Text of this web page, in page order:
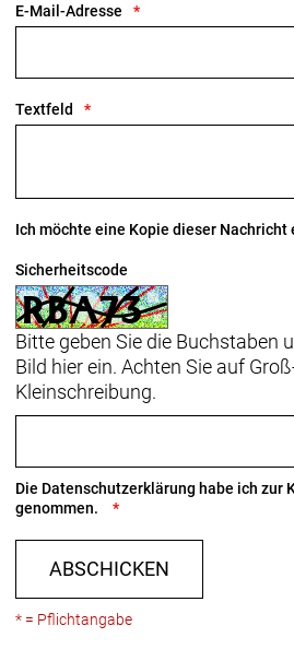
E-Mail-Adresse
Textfeld
Ich möchte eine Kopie dieser Nachricht
Sicherheitscode
Bitte geben Sie die Buchstaben
Bild hier ein. Achten Sie auf
Kleinschreibung.
Die Datenschutzerklärung habe ich zur
genommen.
ABSCHICKEN
* = Pflichtangabe